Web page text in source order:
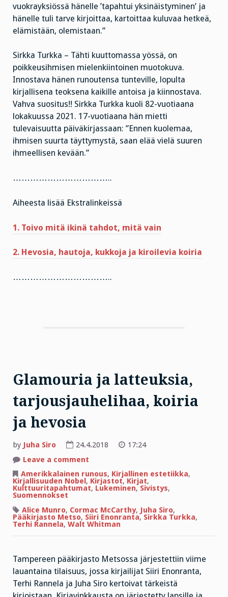
vuokrayksiössä hänelle ’tapahtui yksinäistyminen’ ja
hänelle tuli tarve kirjoittaa, kartoittaa kuluvaa hetkeä,
elämistään, olemistaan.”
Sirkka Turkka – Tähti kuuttomassa yössä, on
poikkeusihmisen mielenkiintoinen muotokuva.
Innostava hänen runoutensa tunteville, lopulta
kirjallisena teoksena kaikille antoisa ja kiinnostava.
Vahva suositus!! Sirkka Turkka kuoli 82-vuotiaana
lokakuussa 2021. 17-vuotiaana hän mietti
tulevaisuutta päiväkirjassaan: ”Ennen kuolemaa,
ihmisen suurta täyttymystä, saan elää vielä suuren
ihmeellisen kevään.”
……………………………..
Aiheesta lisää Ekstralinkeissä
1. Toivo mitä ikinä tahdot, mitä vain
2. Hevosia, hautoja, kukkoja ja kiroilevia koiria
……………………………..
Glamouria ja latteuksia,
tarjousjauhelihaa, koiria
ja hevosia
by Juha Siro 24.4.2018
17:24
Leave a comment
ja
latteuksia,
tarjousjauhelihaa,
koiria
hevosia
Amerikkalainen runous, Kirjallinen estetiikka,
Kirjallisuuden Nobel , Kirjastot, Kirjat,
Kulttuuritapahtumat, Lukeminen, Sivistys,
Suomennokset
Alice Munro, Cormac McCarthy, Juha Siro,
Pääkirjasto Metso, Siiri Enonranta, Sirkka Turkka,
Terhi Rannela, Walt Whitman
Tampereen pääkirjasto Metsossa järjestettiin viime
lauantaina tilaisuus, jossa kirjailijat Siiri Enonranta,
Terhi Rannela ja Juha Siro kertoivat tärkeistä